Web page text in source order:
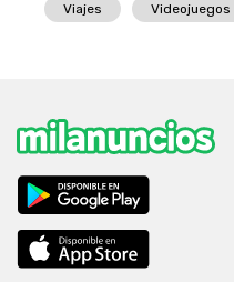
Viajes Videojuegos